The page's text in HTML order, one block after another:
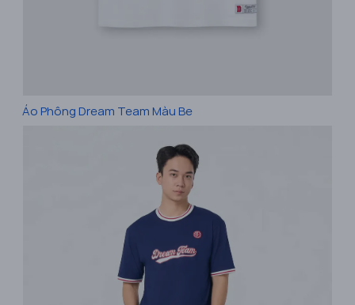
Áo Phông Dream Team Màu Be